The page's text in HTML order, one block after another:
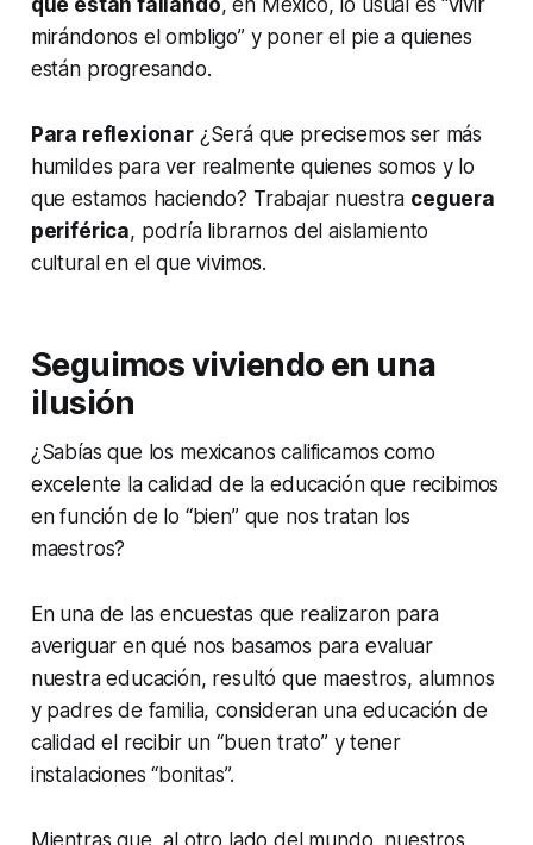
que están fallando, en México, lo usual es “vivir
mirándonos el ombligo” y poner el pie a quienes
están progresando.
Para reflexionar¿Será que precisemos ser más
humildes para ver realmente quienes somos y lo
que estamos haciendo? Trabajar nuestra ceguera
periférica, podría librarnos del aislamiento
cultural en el que vivimos.
Seguimos viviendo en una
ilusión
¿Sabías que los mexicanos calificamos como
excelente la calidad de la educación que recibimos
en función de lo “bien” que nos tratan los
maestros?
En una de las encuestas que realizaron para
averiguar en qué nos basamos para evaluar
nuestra educación, resultó que maestros, alumnos
y padres de familia, consideran una educación de
calidad el recibir un “buen trato” y tener
instalaciones “bonitas”.